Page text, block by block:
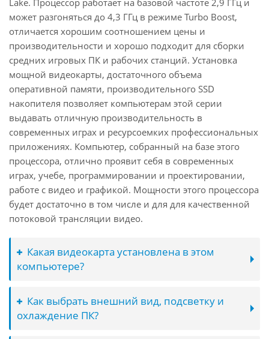
Lake. Процессор работает на базовой частоте 2,9 ГГц и
может разгоняться до 4,3 ГГц в режиме Turbo Boost,
отличается хорошим соотношением цены и
производительности и хорошо подходит для сборки
средних игровых ПК и рабочих станций. Установка
мощной видеокарты, достаточного объема
оперативной памяти, производительного SSD
накопителя позволяет компьютерам этой серии
выдавать отличную производительность в
современных играх и ресурсоемких профессиональных
приложениях. Компьютер, собранный на базе этого
процессора, отлично проявит себя в современных
играх, учебе, программировании и проектировании,
работе с видео и графикой. Мощности этого процессора
будет достаточно в том числе и для для качественной
потоковой трансляции видео.
Какая видеокарта установлена в этом
компьютере?
Как выбрать внешний вид, подсветку и
охлаждение ПК?